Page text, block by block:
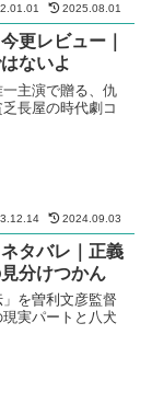
2025.08.01
更レビュー｜
ないよ
主演で贈る、仇
長屋の時代劇コ
2024.09.03
タバレ｜正義
分けつかん
を曽利文彦監督
実パートと八犬